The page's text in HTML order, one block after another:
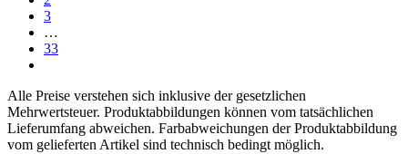
3
…
33
Alle Preise verstehen sich inklusive der gesetzlichen
Mehrwertsteuer. Produktabbildungen können vom tatsächlichen
Lieferumfang abweichen. Farbabweichungen der Produktabbildung
vom gelieferten Artikel sind technisch bedingt möglich.